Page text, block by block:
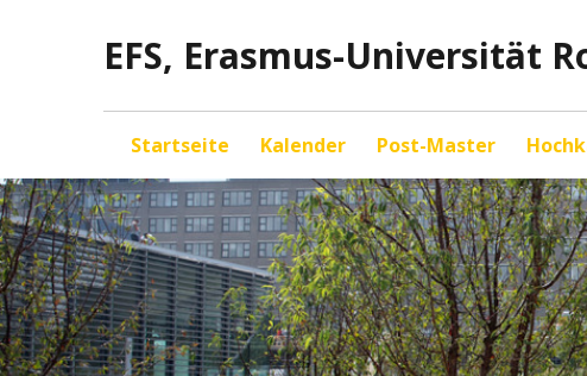
EFS, Erasmus-Universität
Startseite Kalender Post-Master